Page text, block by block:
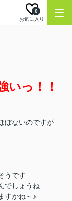
お気に入り
0
いっ！！
ぼないのですが
うです
でしょうね
すかね～♪